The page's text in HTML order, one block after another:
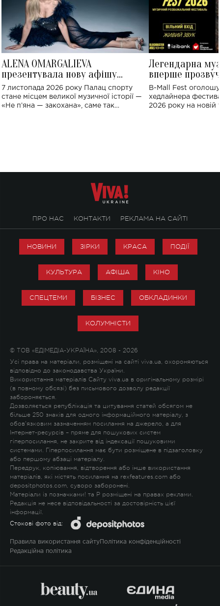
ALENA OMARGALIEVA
презентувала нову афішу
великого концерту в Палаці
спорту
7 листопада 2026 року Палац спорту
стане місцем великої музичної історії —
«Не пʼяна — закохана», саме так
Легендарна
вперше
Україні: де
B-Mall Fest
хедлайнера
2026 року на новій
ПРО НАС КОНТАКТИ РЕКЛАМА НА САЙТІ
НОВИНИ ЗІРКИ КРАСА ПОДІЇ
КУЛЬТУРА АФІША КІНО
СПЕЦТЕМИ БІЗНЕС ОБКЛАДИНКИ
КОЛУМНІСТИ
© ТОВ «ЕДІМЕДІА-УКРАЇНА», 2008 - 2026
Усі права на матеріали, розміщені на сайті viva.ua, охороняються
відповідно до законодавства України.
Використання матеріалів Сайту viva.ua в оригінальному розмірі
(в повному обсязі) без письмового дозволу редакції
забороняється.
Дозволяється републікація та цитування статей обсягом не
більше 250 знаків для одного інформаційного матеріалу, з
обов'язковим зазначенням посилання на джерело, а для
Інтернет-ресурсів – пряме для пошукових систем
гіперпосилання, не закрите від індексації пошуковими
системами. Гіперпосилання має бути розміщене в підзаголовку
або першому абзаці матеріалу.
Передрук, копіювання, відтворення або інше використання
матеріалів, які містять посилання на rexfeatures.com або
depositphotos.com, суворо заборонені.
Матеріали із позначками! та P розміщені на правах реклами.
Редакція не несе відповідальності за достовірність цієї
інформації.
Стокові фото від:
Правила використання сайту Політика конфіденційності
Редакційна політика